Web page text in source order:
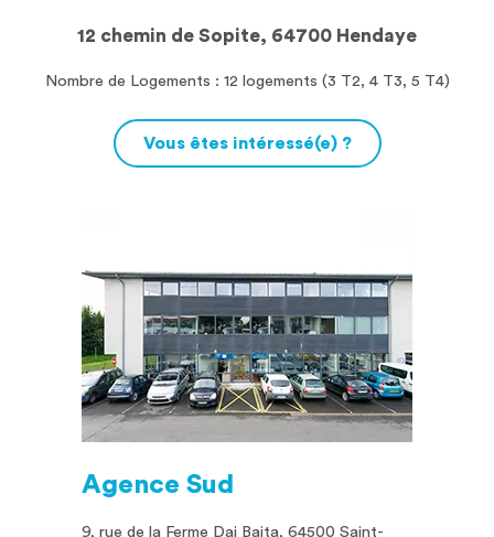
12 chemin de Sopite, 64700 Hendaye
Nombre de Logements : 12 logements (3 T2, 4 T3, 5 T4)
Vous êtes intéressé(e) ?
Agence Sud
9, rue de la Ferme Dai Baita, 64500 Saint-